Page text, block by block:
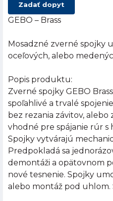
Zadať dopyt
GEBO – Brass
Mosadzné zverné spojky
oceľových, alebo
Popis produktu:
Zverné spojky GEBO
spoľahlivé a trvalé
bez rezania závitov, alebo
vhodné pre spájanie rúr s
Spojky vytvárajú
Predpokladá sa
demontáži a opätovnom
nové tesnenie. Spojky
alebo montáž pod uhlom.